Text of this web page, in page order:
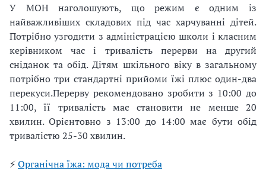
У МОН наголошують, що режим є одним із
найважливіших складових під час харчуванні дітей.
Потрібно узгодити з адміністрацією школи і класним
керівником час і тривалість перерви на другий
сніданок та обід. Дітям шкільного віку в загальному
потрібно три стандартні прийоми їжі плюс один-два
перекуси.Перерву рекомендовано зробити з 10:00 до
11:00, її тривалість має становити не менше 20
хвилин. Орієнтовно з 13:00 до 14:00 має бути обід
тривалістю 25-30 хвилин.
⚡️Органічна їжа: мода чи потреба